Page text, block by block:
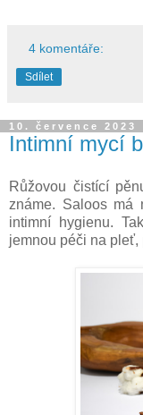
4 komentáře:
Sdílet
10. července 2023
Intimní mycí
Růžovou čistící
známe. Saloos má
intimní hygienu.
jemnou péči na pleť,